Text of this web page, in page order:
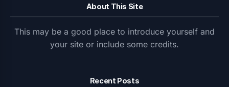
About This Site
This may be a good place to introduce yourself and
your site or include some credits.
Recent Posts